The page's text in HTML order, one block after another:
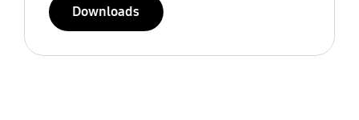
Downloads